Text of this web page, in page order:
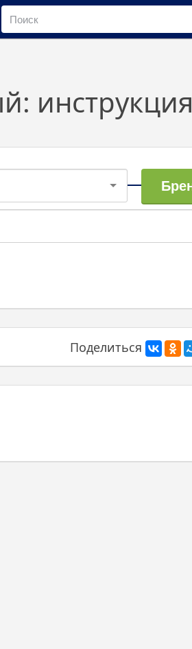
инструкция
Поделиться